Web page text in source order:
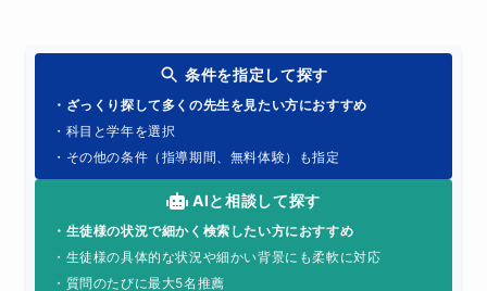
条件を指定して探す
・ざっくり探して多くの先生を見たい方におすすめ
・科目と学年を選択
・その他の条件（指導期間、無料体験）も指定
AIと相談して探す
・生徒様の状況で細かく検索したい方におすすめ
・生徒様の具体的な状況や細かい背景にも柔軟に対応
・質問のたびに最大5名推薦